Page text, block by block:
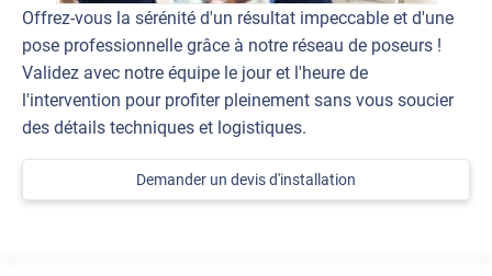
Offrez-vous la sérénité d'un résultat impeccable et d'une
pose professionnelle grâce à notre réseau de poseurs !
Validez avec notre équipe le jour et l'heure de
l'intervention pour profiter pleinement sans vous soucier
des détails techniques et logistiques.
Demander un devis d'installation